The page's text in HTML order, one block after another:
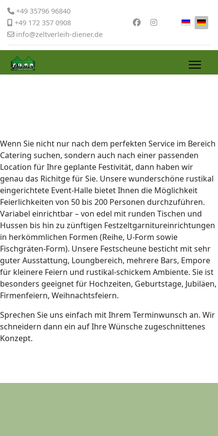
+49 35796 96840
+49 172 357 0908
info@zeltverleih-diener.de
Sprache
Wenn Sie nicht nur nach dem perfekten Service im Bereich
Catering suchen, sondern auch nach einer passenden
Location für Ihre geplante Festivität, dann haben wir
genau das Richitge für Sie. Unsere wunderschöne rustikal
eingerichtete Event-Halle bietet Ihnen die Möglichkeit
Feierlichkeiten von 50 bis 200 Personen durchzuführen.
Variabel einrichtbar – von edel mit runden Tischen und
Hussen bis hin zu zünftigen Festzeltgarnitureinrichtungen
in herkömmlichen Formen (Reihe, U-Form sowie
Fischgräten-Form). Unsere Festscheune besticht mit sehr
guter Ausstattung, Loungbereich, mehrere Bars, Empore
für kleinere Feiern und rustikal-schickem Ambiente. Sie ist
besonders geeignet für Hochzeiten, Geburtstage, Jubiläen,
Firmenfeiern, Weihnachtsfeiern.
Sprechen Sie uns einfach mit Ihrem Terminwunsch an. Wir
schneidern dann ein auf Ihre Wünsche zugeschnittenes
Konzept.